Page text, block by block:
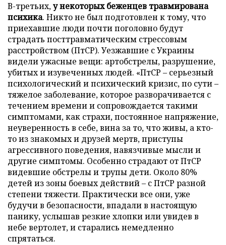
В-третьих,у некоторых беженцев травмирована
психика. Никто не был подготовлен к тому, что
приехавшие люди почти поголовно будут
страдать посттравматическим стрессовым
расстройством (ПтСР). Уезжавшие с Украины
видели ужасные вещи: артобстрелы, разрушение,
убитых и изувеченных людей. «ПтСР – серьезный
психологический и психический кризис, по сути –
тяжелое заболевание, которое разворачивается с
течением времени и сопровождается такими
симптомами, как страхи, постоянное напряжение,
неуверенность в себе, вина за то, что живы, а кто-
то из знакомых и друзей мертв, приступы
агрессивного поведения, навязчивые мысли и
другие симптомы. Особенно страдают от ПтСР
видевшие обстрелы и трупы дети. Около 80%
детей из зоны боевых действий – с ПтСР разной
степени тяжести. Практически все они, уже
будучи в безопасности, впадали в настоящую
панику, услышав резкие хлопки или увидев в
небе вертолет, и старались немедленно
спрятаться.